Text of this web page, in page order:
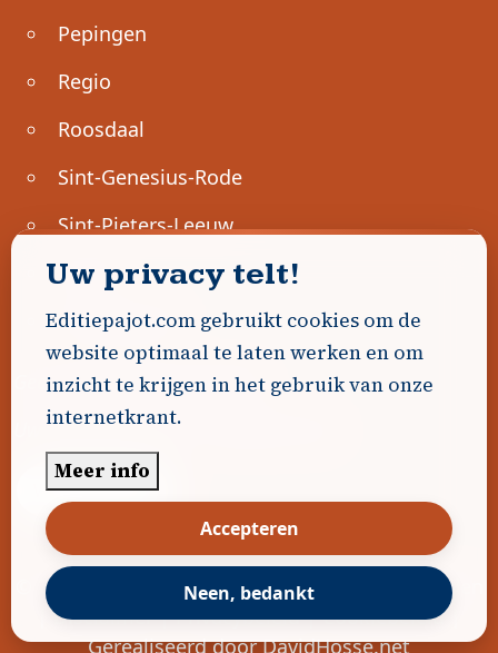
Pepingen
Regio
Roosdaal
Sint-Genesius-Rode
Sint-Pieters-Leeuw
Ternat
Ondernemen
Geen advertenties gevonden.
Uw advertentie hier? Contacteer ons!
Word Partner!
© 2026 Editiepajot.com |Algemene voorwaarden
|Disclaimer|Privacybeleid|Cookiebeleid|
Gerealiseerd doorDavidHosse.net
Uw privacy telt!
Editiepajot.com gebruikt cookies om de
website optimaal te laten werken en om
inzicht te krijgen in het gebruik van onze
internetkrant.
Meer info
Accepteren
Neen, bedankt